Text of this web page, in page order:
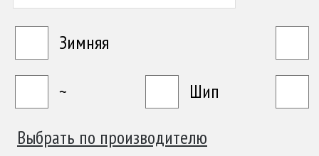
Зимняя
~
Шип
Выбрать по производителю